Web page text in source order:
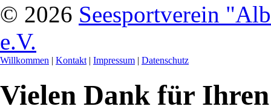
© 2026 Seesportverein
e.V.
Willkommen | Kontakt | Impressum | Datenschutz
Vielen Dank für Ihren